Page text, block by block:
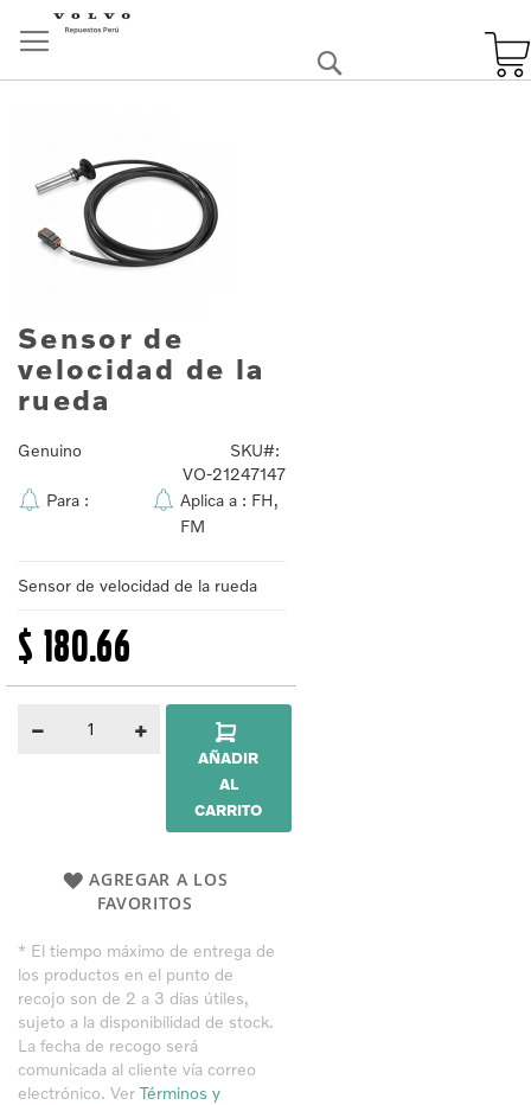
to
Content
Sensor de
velocidad de la
rueda
Genuino
SKU
VO-21247147
Para :
Aplica a : FH,
FM
Sensor de velocidad de la rueda
$ 180.66
AÑADIR
AL
CARRITO
AGREGAR A LOS
FAVORITOS
* El tiempo máximo de entrega de
los productos en el punto de
recojo son de 2 a 3 días útiles,
sujeto a la disponibilidad de stock.
La fecha de recogo será
comunicada al cliente vía correo
electrónico. Ver Términos y
end
the
images
Skip
to
the
beginning
the
gallery